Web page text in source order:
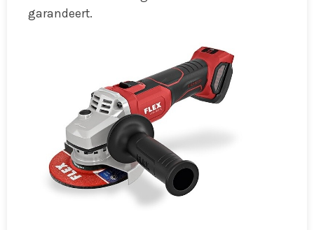
garandeert.